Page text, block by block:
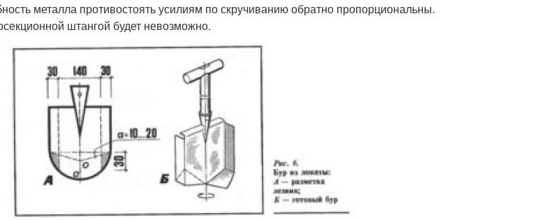
металла противостоять усилиям по скручиванию обратно пропорциональны.
штангой будет невозможно.